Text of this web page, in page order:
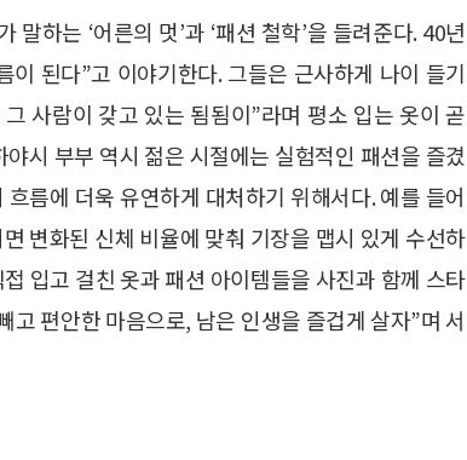
하는 ‘어른의 멋’과 ‘패션 철학’을 들려준다. 40년
된다”고 이야기한다. 그들은 근사하게 나이 들기
사람이 갖고 있는 됨됨이”라며 평소 입는 옷이 곧
시 부부 역시 젊은 시절에는 실험적인 패션을 즐겼
름에 더욱 유연하게 대처하기 위해서다. 예를 들어
변화된 신체 비율에 맞춰 기장을 맵시 있게 수선하
입고 걸친 옷과 패션 아이템들을 사진과 함께 스타
편안한 마음으로, 남은 인생을 즐겁게 살자”며 서